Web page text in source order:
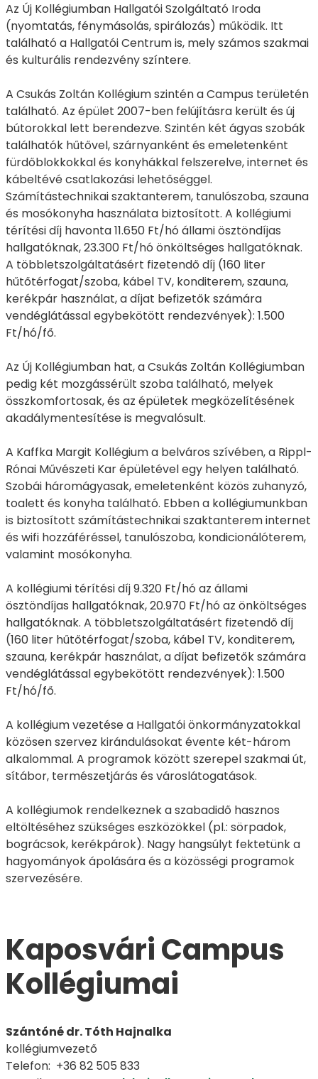
Az Új Kollégiumban Hallgatói Szolgáltató Iroda
(nyomtatás, fénymásolás, spirálozás) működik. Itt
található a Hallgatói Centrum is, mely számos szakmai
és kulturális rendezvény színtere.
A Csukás Zoltán Kollégium szintén a Campus területén
található. Az épület 2007-ben felújításra került és új
bútorokkal lett berendezve. Szintén két ágyas szobák
találhatók hűtővel, szárnyanként és emeletenként
fürdőblokkokkal és konyhákkal felszerelve, internet és
kábeltévé csatlakozási lehetőséggel.
Számítástechnikai szaktanterem, tanulószoba, szauna
és mosókonyha használata biztosított. A kollégiumi
térítési díj havonta 11.650 Ft/hó állami ösztöndíjas
hallgatóknak, 23.300 Ft/hó önköltséges hallgatóknak.
A többletszolgáltatásért fizetendő díj (160 liter
hűtőtérfogat/szoba, kábel TV, konditerem, szauna,
kerékpár használat, a díjat befizetők számára
vendéglátással egybekötött rendezvények): 1.500
Ft/hó/fő.
Az Új Kollégiumban hat, a Csukás Zoltán Kollégiumban
pedig két mozgássérült szoba található, melyek
összkomfortosak, és az épületek megközelítésének
akadálymentesítése is megvalósult.
A Kaffka Margit Kollégium a belváros szívében, a Rippl-
Rónai Művészeti Kar épületével egy helyen található.
Szobái háromágyasak, emeletenként közös zuhanyzó,
toalett és konyha található. Ebben a kollégiumunkban
is biztosított számítástechnikai szaktanterem internet
és wifi hozzáféréssel, tanulószoba, kondicionálóterem,
valamint mosókonyha.
A kollégiumi térítési díj 9.320 Ft/hó az állami
ösztöndíjas hallgatóknak, 20.970 Ft/hó az önköltséges
hallgatóknak. A többletszolgáltatásért fizetendő díj
(160 liter hűtőtérfogat/szoba, kábel TV, konditerem,
szauna, kerékpár használat, a díjat befizetők számára
vendéglátással egybekötött rendezvények): 1.500
Ft/hó/fő.
A kollégium vezetése a Hallgatói önkormányzatokkal
közösen szervez kirándulásokat évente két-három
alkalommal. A programok között szerepel szakmai út,
sítábor, természetjárás és városlátogatások.
A kollégiumok rendelkeznek a szabadidő hasznos
eltöltéséhez szükséges eszközökkel (pl.: sörpadok,
bográcsok, kerékpárok). Nagy hangsúlyt fektetünk a
hagyományok ápolására és a közösségi programok
szervezésére.
Kaposvári Campus
Kollégiumai
Szántóné dr. Tóth Hajnalka
kollégiumvezető
Telefon: +36 82 505 833